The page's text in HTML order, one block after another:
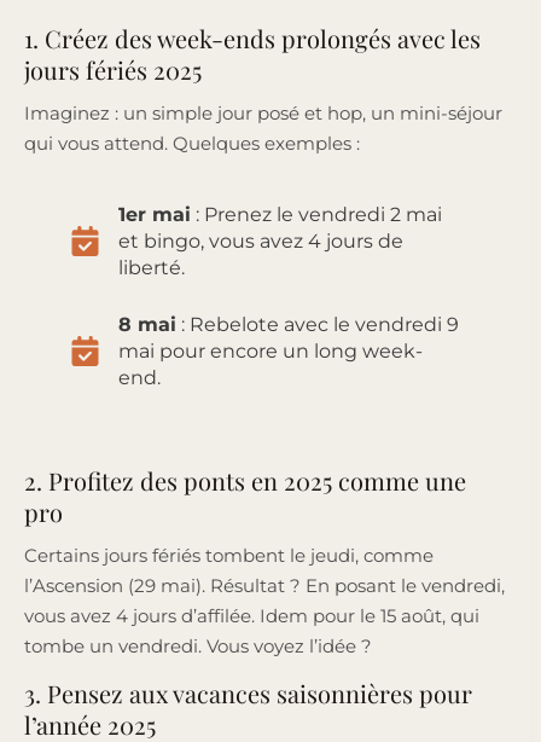
1. Créez des week-ends prolongés avec les
jours fériés 2025
Imaginez : un simple jour posé et hop, un mini-séjour
qui vous attend. Quelques exemples :
1er mai : Prenez le vendredi 2 mai
et bingo, vous avez 4 jours de
liberté.
8 mai : Rebelote avec le vendredi 9
mai pour encore un long week-
end.
2. Profitez des ponts en 2025 comme une
pro
Certains jours fériés tombent le jeudi, comme
l’Ascension (29 mai). Résultat ? En posant le vendredi,
vous avez 4 jours d’affilée. Idem pour le 15 août, qui
tombe un vendredi. Vous voyez l’idée ?
3. Pensez aux vacances saisonnières pour
l’année 2025